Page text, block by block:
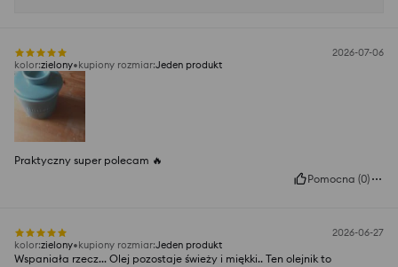
2026-07-06
kolor:zielony kupiony rozmiar:Jeden produkt
Praktyczny super polecam 🔥
Pomocna (0)
2026-06-27
kolor:zielony kupiony rozmiar:Jeden produkt
Wspaniała rzecz... Olej pozostaje świeży i miękki.. Ten olejnik to